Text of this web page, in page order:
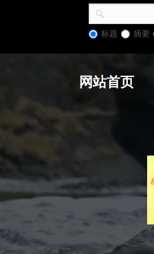
标题 摘要
网站首页